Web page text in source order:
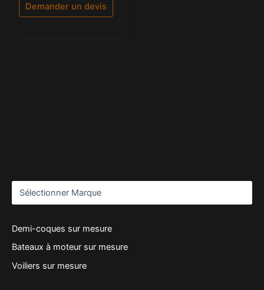
Demi-coques sur mesure
Bateaux à moteur sur mesure
Voiliers sur mesure
Demander un devis